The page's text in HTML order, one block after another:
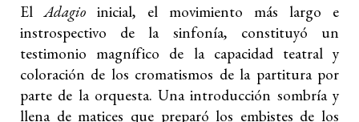
ElAdagio inicial, el movimiento más largo e
instrospectivo de la sinfonía, constituyó un
testimonio magnífico de la capacidad teatral y
coloración de los cromatismos de la partitura por
parte de la orquesta. Una introducción sombría y
llena de matices que preparó los embistes de los